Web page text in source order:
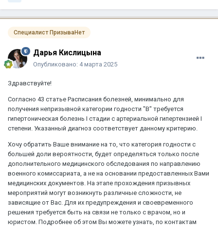
Специалист ПризываНет
Дарья Кислицына
Опубликовано: 4 марта 2025
Здравствуйте!
Согласно 43 статье Расписания болезней, минимально для
получения непризывной категории годности "В" требуется
гипертоническая болезнь I стадии с артериальной гипертензией I
степени. Указанный диагноз соответствует данному критерию.
Хочу обратить Ваше внимание на то, что категория годности с
большей доли вероятности, будет определяться только после
дополнительного медицинского обследования по направлению
военного комиссариата, а не на основании предоставленных Вами
медицинских документов. На этапе прохождения призывных
мероприятий могут возникнуть различные сложности, не
зависящие от Вас. Для их предупреждения и своевременного
решения требуется быть на связи не только с врачом, но и
юристом. Подробнее об этом Вы можете узнать, по контактам